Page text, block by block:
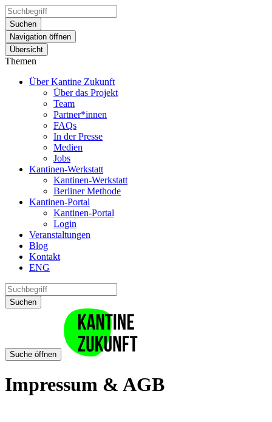
Suchen
Navigation öffnen
Übersicht
Themen
Über Kantine Zukunft
Über das Projekt
Team
Partner*innen
FAQs
In der Presse
Medien
Jobs
Kantinen-Werkstatt
Kantinen-Werkstatt
Berliner Methode
Kantinen-Portal
Kantinen-Portal
Login
Veranstaltungen
Blog
Kontakt
ENG
Suchen
Suche öffnen
Impressum & AGB